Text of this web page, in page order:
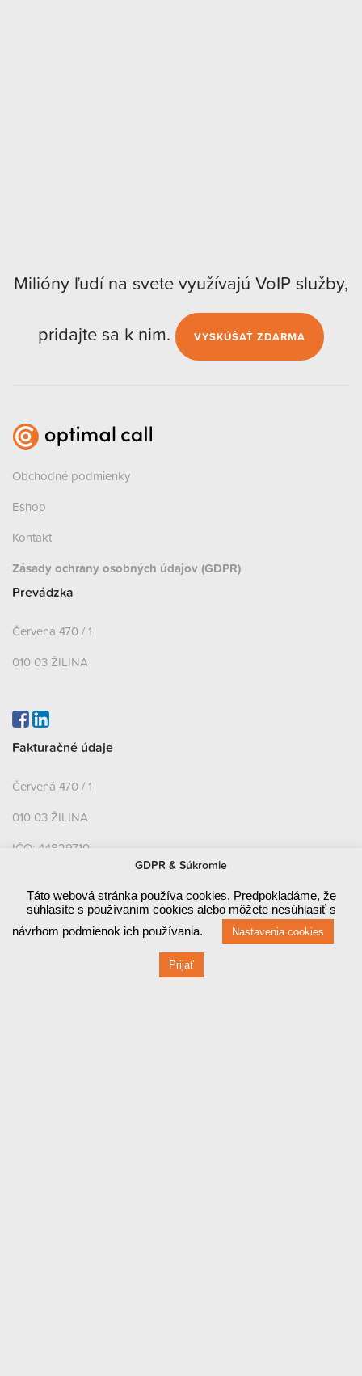
Milióny ľudí na svete využívajú VoIP služby,
pridajte sa k nim.
VYSKÚŠAŤ ZDARMA
Obchodné podmienky
Eshop
Kontakt
Zásady ochrany osobných údajov (GDPR)
Prevádzka
Červená 470 / 1
010 03 ŽILINA
Fakturačné údaje
Červená 470 / 1
010 03 ŽILINA
IČO: 44829710
IČ DPH: SK2022858948
Bankové údaje
SLOVENSKÁ SPORITEĽŇA, A.S.
GDPR & Súkromie
Táto webová stránka používa cookies. Predpokladáme, že
súhlasíte s používaním cookies alebo môžete nesúhlasiť s
návrhom podmienok ich používania.
Nastavenia cookies
Prijať